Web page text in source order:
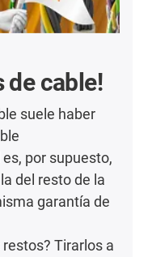
de cable!
suele haber
por supuesto,
del resto de la
garantía de
Tirarlos a